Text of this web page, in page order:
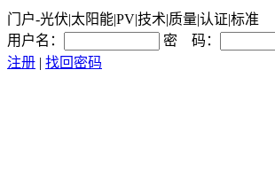
门户-光伏|太阳能|PV|技术|质量|认证|标准
用户名：
密 码：
注册 | 找回密码